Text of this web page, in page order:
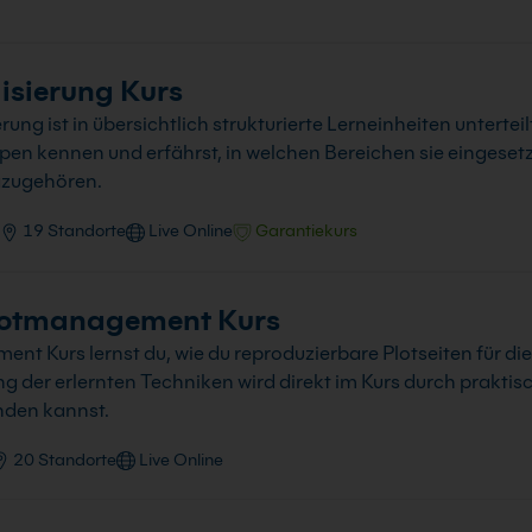
Kurs
ist in übersichtlich strukturierte Lerneinheiten
kennen und erfährst, in welchen Bereichen sie
19 Standorte Live Online Garantiekurs
Kurs
Kurs lernst du, wie du reproduzierbare Plotseiten für
der erlernten Techniken wird direkt im Kurs durch
kannst.
20 Standorte Live Online